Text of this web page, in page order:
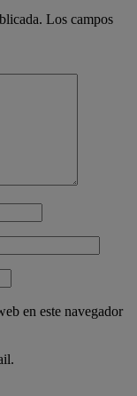
Los campos
en este navegador